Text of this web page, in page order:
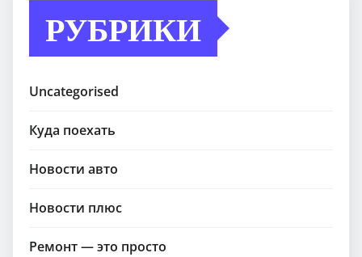
РУБРИКИ
Uncategorised
Куда поехать
Новости авто
Новости плюс
Ремонт — это просто